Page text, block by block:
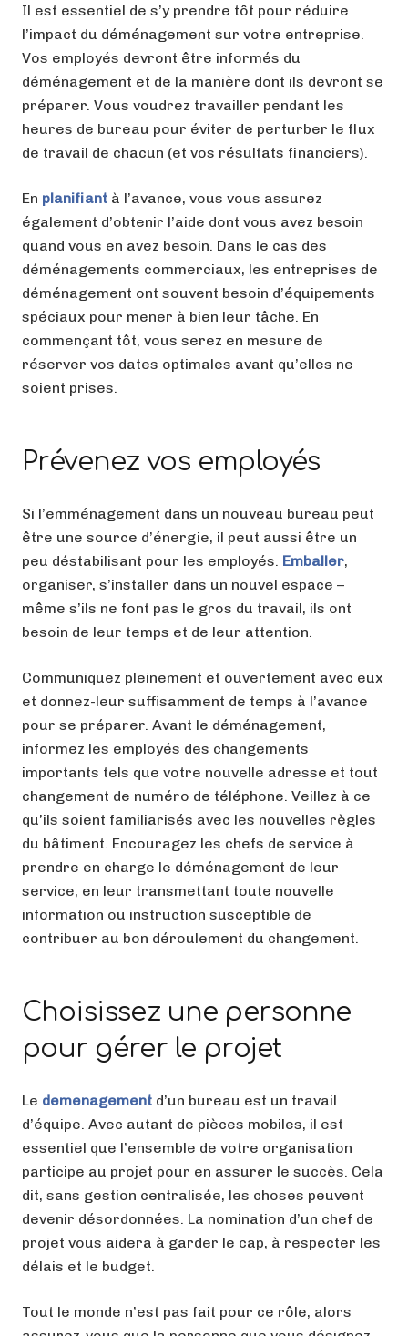
Il est essentiel de s’y prendre tôt pour réduire
l’impact du déménagement sur votre entreprise.
Vos employés devront être informés du
déménagement et de la manière dont ils devront se
préparer. Vous voudrez travailler pendant les
heures de bureau pour éviter de perturber le flux
de travail de chacun (et vos résultats financiers).
En planifiant à l’avance, vous vous assurez
également d’obtenir l’aide dont vous avez besoin
quand vous en avez besoin. Dans le cas des
déménagements commerciaux, les entreprises de
déménagement ont souvent besoin d’équipements
spéciaux pour mener à bien leur tâche. En
commençant tôt, vous serez en mesure de
réserver vos dates optimales avant qu’elles ne
soient prises.
Prévenez vos employés
Si l’emménagement dans un nouveau bureau peut
être une source d’énergie, il peut aussi être un
peu déstabilisant pour les employés. Emballer,
organiser, s’installer dans un nouvel espace –
même s’ils ne font pas le gros du travail, ils ont
besoin de leur temps et de leur attention.
Communiquez pleinement et ouvertement avec eux
et donnez-leur suffisamment de temps à l’avance
pour se préparer. Avant le déménagement,
informez les employés des changements
importants tels que votre nouvelle adresse et tout
changement de numéro de téléphone. Veillez à ce
qu’ils soient familiarisés avec les nouvelles règles
du bâtiment. Encouragez les chefs de service à
prendre en charge le déménagement de leur
service, en leur transmettant toute nouvelle
information ou instruction susceptible de
contribuer au bon déroulement du changement.
Choisissez une personne
pour gérer le projet
Le demenagement d’un bureau est un travail
d’équipe. Avec autant de pièces mobiles, il est
essentiel que l’ensemble de votre organisation
participe au projet pour en assurer le succès. Cela
dit, sans gestion centralisée, les choses peuvent
devenir désordonnées. La nomination d’un chef de
projet vous aidera à garder le cap, à respecter les
délais et le budget.
Tout le monde n’est pas fait pour ce rôle, alors